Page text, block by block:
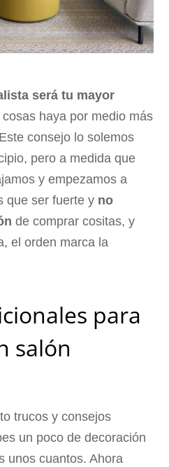
será tu mayor
haya por medio más
consejo lo solemos
pero a medida que
y empezamos a
que ser fuerte y no
de comprar cositas, y
el orden marca la
para
salón
trucos y consejos
un poco de decoración
unos cuantos. Ahora